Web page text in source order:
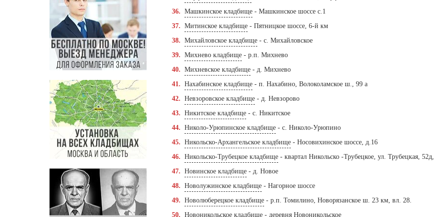
Машкинское кладбище - Машкинское шоссе с.1
Митинское кладбище - Пятницкое шоссе, 6-й км
Михайловское кладбище - с. Михайловское
Михнево кладбище - р.п. Михнево
Михневское кладбище - д. Михнево
Нахабинское кладбище - п. Нахабино, Волоколамское ш., 99 а
Невзоровское кладбище - д. Невзорово
Никитское кладбище - с. Никитское
Николо-Урюпинское кладбище - с. Николо-Урюпино
Никольско-Архангельское кладбище - Носовихинское шоссе, д.16
Никольско-Трубецкое кладбище - квартал Никольско -Трубецкое, ул. Трубецкая,
Новинское кладбище - д. Новое
Новолужинское кладбище - Нагорное шоссе
Новолюберецкое кладбище - р.п. Томилино, Новорязанское ш. 23 км, вл. 28.
Новоникольское кладбище - деревня Новоникольское